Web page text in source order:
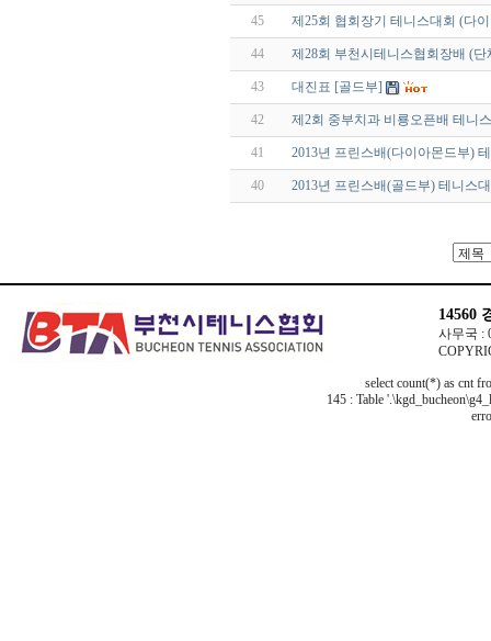
45 제25회 협회장기 테니스대회 (다
44 제28회 부천시테니스협회장배 (
43 대진표 [골드부]
42 제2회 중부치과 비룡오픈배 테니
41 2013년 프린스배(다이아몬드부)
40 2013년 프린스배(골드부) 테니스
14560
사무국 :
select count(*) as cnt
145 : Table